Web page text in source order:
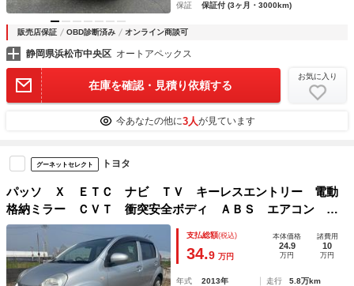
保証
保証付 (3ヶ月・3000km)
販売店保証 OBD診断済み オンライン商談可
静岡県浜松市中央区 オートアペックス
在庫を確認・見積り依頼する
お気に入り
今あなたの他に3人が見ています
グーネットセレクト トヨタ
パッソ Ｘ ＥＴＣ ナビ ＴＶ キーレスエントリー 電動
格納ミラー ＣＶＴ 衝突安全ボディ ＡＢＳ エアコン パ
ワーステアリング パワーウィンドウ
支払総額(税込)
34.9 万円
本体価格
24.9
万円
諸費用
10
万円
年式 2013年 走行
5.8万km